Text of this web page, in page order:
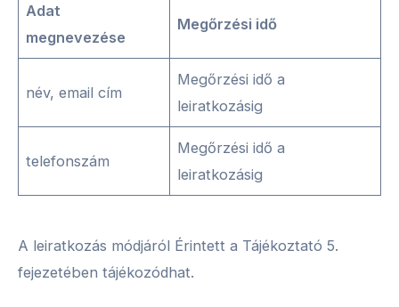
Adat
megnevezése
Megőrzési idő
név, email cím
Megőrzési idő a
leiratkozásig
telefonszám
Megőrzési idő a
leiratkozásig
A leiratkozás módjáról Érintett a Tájékoztató 5.
fejezetében tájékozódhat.